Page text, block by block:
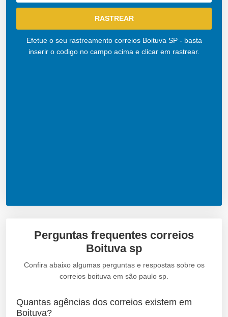
Efetue o seu rastreamento correios Boituva SP - basta
inserir o codigo no campo acima e clicar em rastrear.
Perguntas frequentes correios
Boituva sp
Confira abaixo algumas perguntas e respostas sobre os
correios boituva em são paulo sp.
Quantas agências dos correios existem em
Boituva?